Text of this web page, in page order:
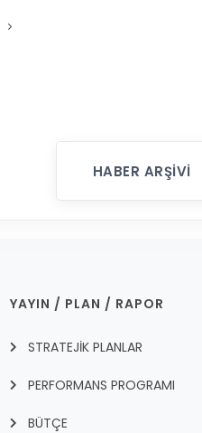
HABER ARŞIVI
YAYIN / PLAN / RAPOR
STRATEJİK PLANLAR
PERFORMANS PROGRAMI
BÜTÇE